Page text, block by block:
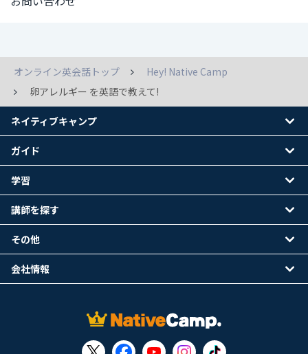
オンライン英会話トップ
Hey! Native Camp
卵アレルギー を英語で教えて!
ネイティブキャンプ
ガイド
学習
講師を探す
その他
会社情報